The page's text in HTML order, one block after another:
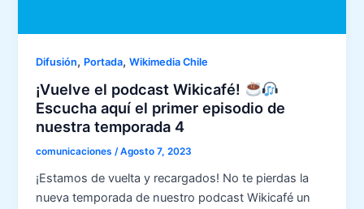
Difusión, Portada,Wikimedia Chile
¡Vuelve el podcast Wikicafé!
Escucha aquí el primer episodio de
nuestra temporada 4
comunicaciones/Agosto 7, 2023
¡Estamos de vuelta y recargados! No te pierdas la
nueva temporada de nuestro podcast Wikicafé un